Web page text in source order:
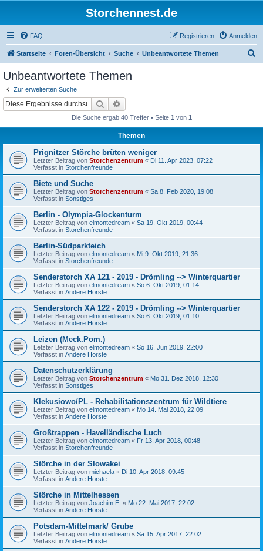
Storchennest.de
FAQ Anmelden
Registrieren
Startseite Foren-Übersicht Suche Unbeantwortete Themen
Unbeantwortete Themen
Zur erweiterten Suche
Suche
Die Suche ergab 40 Treffer • Seite 1 von 1
Themen
Prignitzer Störche brüten weniger
Letzter Beitrag von Storchenzentrum « Di 11. Apr 2023, 07:22
Verfasst in Storchenfreunde
Biete und Suche
Letzter Beitrag von Storchenzentrum « Sa 8. Feb 2020, 19:08
Verfasst in Sonstiges
Berlin - Olympia-Glockenturm
Letzter Beitrag von elmontedream « Sa 19. Okt 2019, 00:44
Verfasst in Storchenfreunde
Berlin-Südparkteich
Letzter Beitrag von elmontedream « Mi 9. Okt 2019, 21:36
Verfasst in Storchenfreunde
Senderstorch XA 121 - 2019 - Drömling --> Winterquartier
Letzter Beitrag von elmontedream « So 6. Okt 2019, 01:14
Verfasst in Andere Horste
Senderstorch XA 122 - 2019 - Drömling --> Winterquartier
Letzter Beitrag von elmontedream « So 6. Okt 2019, 01:10
Verfasst in Andere Horste
Leizen (Meck.Pom.)
Letzter Beitrag von elmontedream « So 16. Jun 2019, 22:00
Verfasst in Andere Horste
Datenschutzerklärung
Letzter Beitrag von Storchenzentrum « Mo 31. Dez 2018, 12:30
Verfasst in Sonstiges
Klekusiowo/PL - Rehabilitationszentrum für Wildtiere
Letzter Beitrag von elmontedream « Mo 14. Mai 2018, 22:09
Verfasst in Andere Horste
Großtrappen - Havelländische Luch
Letzter Beitrag von elmontedream « Fr 13. Apr 2018, 00:48
Verfasst in Storchenfreunde
Störche in der Slowakei
Letzter Beitrag von michaela « Di 10. Apr 2018, 09:45
Verfasst in Andere Horste
Störche in Mittelhessen
Letzter Beitrag von Joachim E. « Mo 22. Mai 2017, 22:02
Verfasst in Andere Horste
Potsdam-Mittelmark/ Grube
Letzter Beitrag von elmontedream « Sa 15. Apr 2017, 22:02
Verfasst in Andere Horste